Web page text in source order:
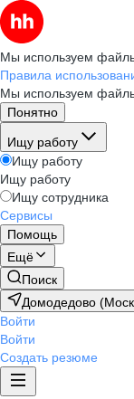
Мы используем файлы
Правила
Мы используем
Понятно
Ищу работу
Ищу работу
Ищу работу
Ищу сотрудника
Сервисы
Помощь
Ещё
Поиск
Домодедово
Войти
Войти
Создать резюме